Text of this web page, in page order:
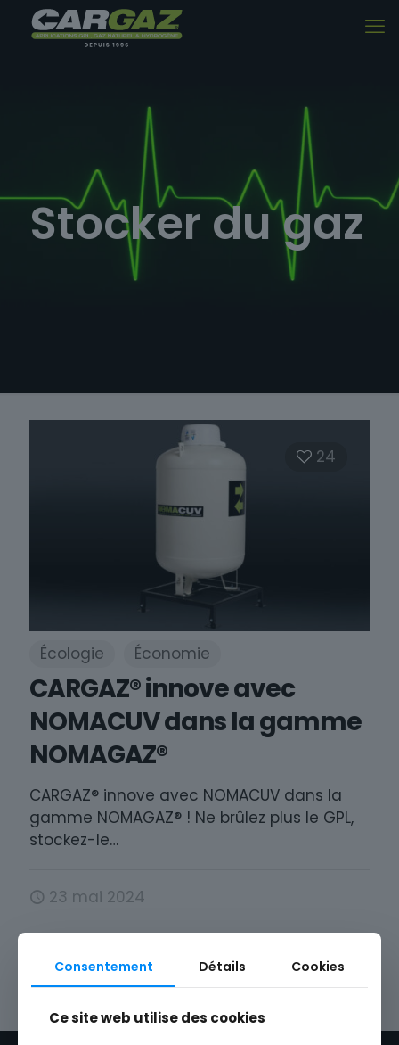
Stocker du gaz
24
Écologie Économie
CARGAZ® innove avec
NOMACUV dans la gamme
NOMAGAZ®
CARGAZ® innove avec NOMACUV dans la
gamme NOMAGAZ® ! Ne brûlez plus le GPL,
stockez-le…
23 mai 2024
Consentement Détails Cookies
Ce site web utilise des cookies